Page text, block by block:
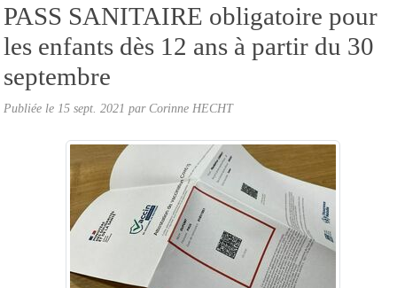
PASS SANITAIRE obligatoire pour
les enfants dès 12 ans à partir du 30
septembre
Publiée le 15 sept. 2021 par Corinne HECHT